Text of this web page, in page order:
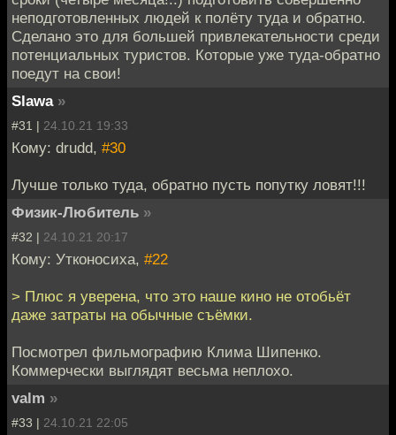
неподготовленных людей к полёту туда и обратно.
Сделано это для большей привлекательности среди
потенциальных туристов. Которые уже туда-обратно
поедут на свои!
Slawa »
#31 | 24.10.21 19:33
Кому: drudd, #30
Лучше только туда, обратно пусть попутку ловят!!!
Физик-Любитель »
#32 | 24.10.21 20:17
Кому: Утконосиха, #22
> Плюс я уверена, что это наше кино не отобьёт
даже затраты на обычные съёмки.
Посмотрел фильмографию Клима Шипенко.
Коммерчески выглядят весьма неплохо.
valm »
#33 | 24.10.21 22:05